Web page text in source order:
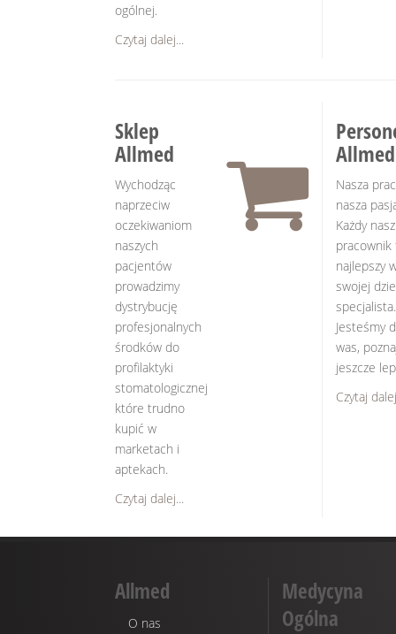
ogólnej.
Czytaj dalej...
Sklep
Allmed
Wychodząc
naprzeciw
oczekiwaniom
naszych
pacjentów
prowadzimy
dystrybucję
profesjonalnych
środków do
profilaktyki
stomatologicznej
które trudno
kupić w
marketach i
aptekach.
Czytaj dalej...
Allmed
Nasza
nasza
Każdy nasz
pracownik
najlepszy
swojej
specjalista.
Jesteśmy
was,
jeszcze
Czytaj
Allmed
O nas
Medycyna
Ogólna